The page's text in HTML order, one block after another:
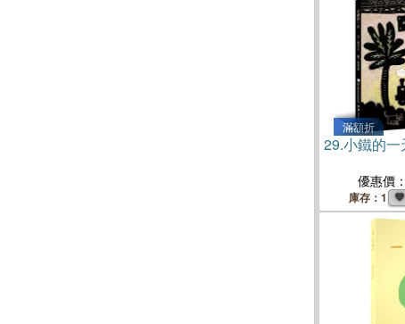
滿額折
29.小鐵的一
優惠價：
庫存：1